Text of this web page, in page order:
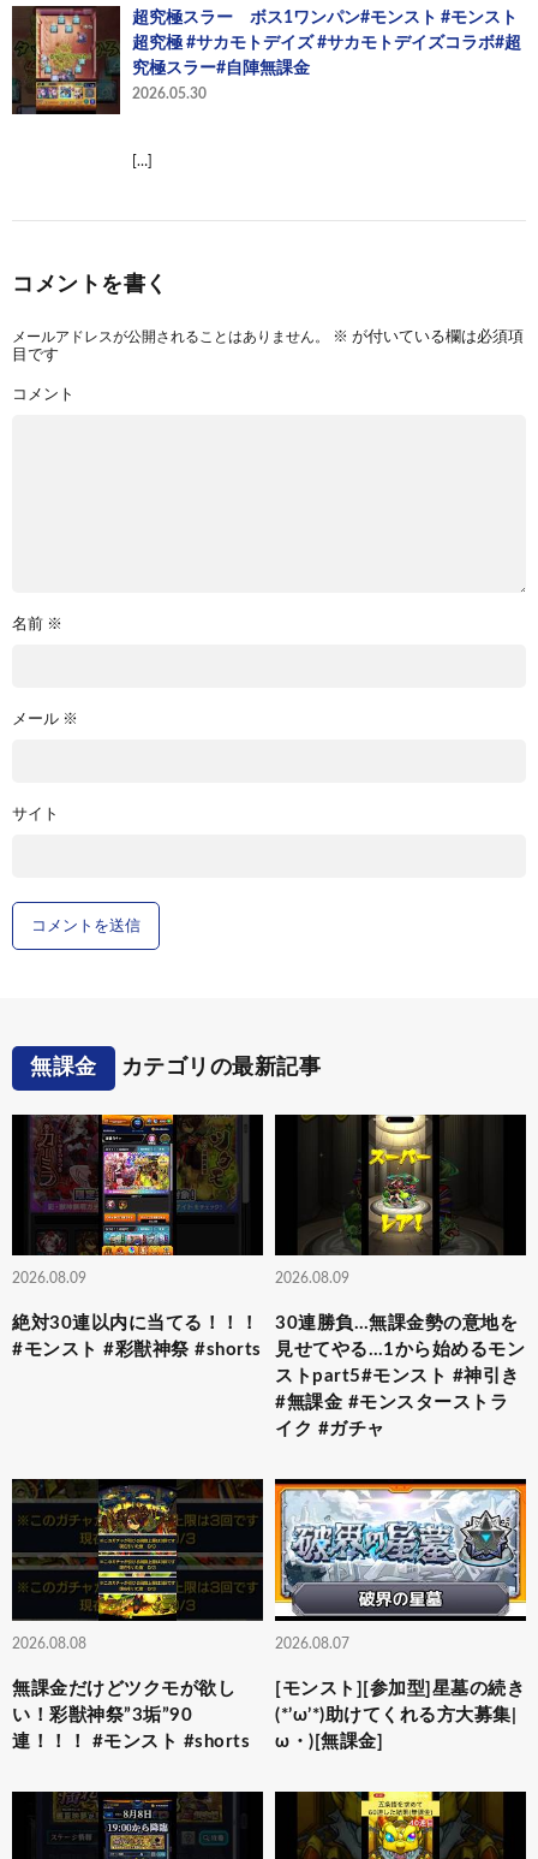
超究極スラー ボス1ワンパン#モンスト #モンスト
超究極 #サカモトデイズ #サカモトデイズコラボ#超
究極スラー#自陣無課金
2026.05.30
[…]
コメントを書く
メールアドレスが公開されることはありません。 ※ が付いている欄は必須項
目です
コメント
名前 ※
メール ※
サイト
無課金 カテゴリの最新記事
2026.08.09
絶対30連以内に当てる！！！
#モンスト #彩獣神祭 #shorts
2026.08.09
30連勝負…無課金勢の意地を
見せてやる…1から始めるモン
ストpart5#モンスト #神引き
#無課金 #モンスターストラ
イク #ガチャ
2026.08.08
無課金だけどツクモが欲し
い！彩獣神祭”3垢”90
連！！！ #モンスト #shorts
2026.08.07
[モンスト][参加型]星墓の続き
(*’ω’*)助けてくれる方大募集|
ω・)[無課金]